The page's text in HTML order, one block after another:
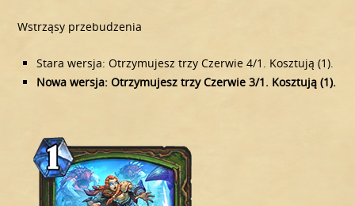
Wstrząsy przebudzenia
Stara wersja: Otrzymujesz trzy Czerwie 4/1. Kosztują (1).
Nowa wersja: Otrzymujesz trzy Czerwie 3/1. Kosztują (1).